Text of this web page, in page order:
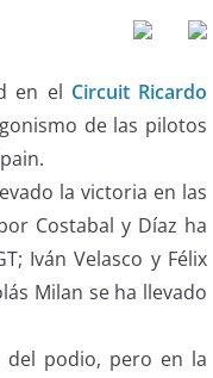
en el Circuit Ricardo
de las pilotos
la victoria en las
Costabal y Díaz ha
Iván Velasco y Félix
Milan se ha llevado
del podio, pero en la